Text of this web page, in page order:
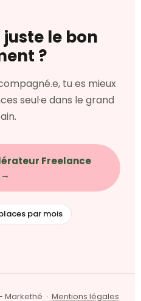
le bon
?
tu es mieux
seul·e dans le grand
Freelance
→
par mois
Markethé · Mentions légales